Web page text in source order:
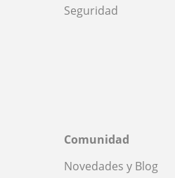
Seguridad
Comunidad
Novedades y Blog